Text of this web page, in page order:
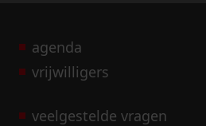
agenda
vrijwilligers
veelgestelde vragen